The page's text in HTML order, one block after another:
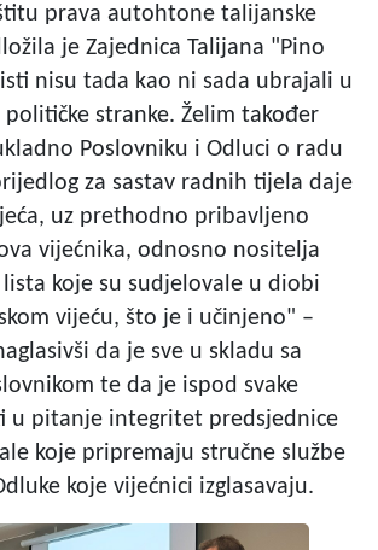
prava autohtone talijanske
je Zajednica Talijana "Pino
nisu tada kao ni sada ubrajali u
stranke. Želim također
Poslovniku i Odluci o radu
za sastav radnih tijela daje
uz prethodno pribavljeno
vijećnika, odnosno nositelja
koje su sudjelovale u diobi
vijeću, što je i učinjeno" –
da je sve u skladu sa
te da je ispod svake
u pitanje integritet predsjednice
koje pripremaju stručne službe
koje vijećnici izglasavaju.